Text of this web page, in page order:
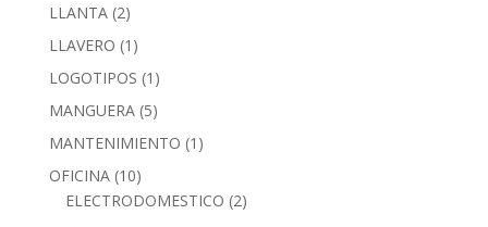
LLANTA (2)
LLAVERO (1)
LOGOTIPOS (1)
MANGUERA (5)
MANTENIMIENTO (1)
OFICINA (10)
ELECTRODOMESTICO (2)